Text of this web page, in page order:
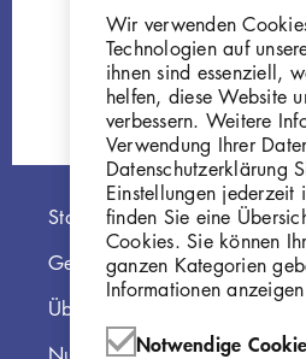
P88
Hauptnavigation
Startseite
Georg Kolbe Museum
Über die Online Sammlung
Wir verwenden
Technologien auf
ihnen sind essenziell,
helfen, diese Website
verbessern. Weitere
Verwendung Ihrer
Datenschutzerklärung
Einstellungen
finden Sie eine
Cookies. Sie können
ganzen Kategorien
Informationen
Notwendige